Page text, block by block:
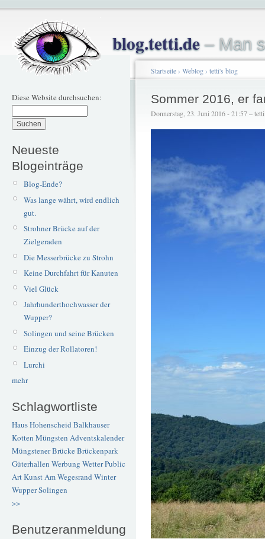
blog.tetti.de– Man
Diese Website durchsuchen:
Neueste
Blogeinträge
Blog-Ende?
Was lange währt, wird endlich
gut.
Strohner Brücke auf der
Zielgeraden
Die Messerbrücke zu Strohn
Keine Durchfahrt für Kanuten
Viel Glück
Jahrhunderthochwasser der
Wupper?
Solingen und seine Brücken
Einzug der Rollatoren!
Lurchi
mehr
Schlagwortliste
Haus Hohenscheid Balkhauser
Kotten Müngsten Adventskalender
Müngstener BrückeBrückenpark
Güterhallen Werbung WetterPublic
ArtKunstAm Wegesrand Winter
WupperSolingen
>>
Benutzeranmeldung
Startseite› Weblog› tetti's blog
Sommer 2016, er
Donnerstag, 23. Juni 2016 - 21:57 – tetti